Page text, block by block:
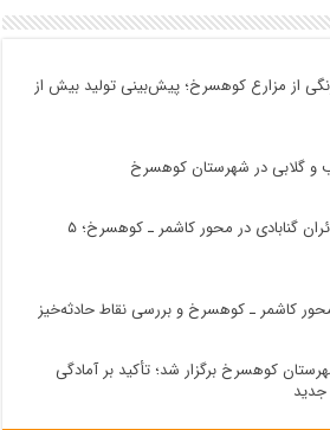
از مزارع کوهسرخ؛ پیش‌بینی تولید بیش از
واژگونی مرگبار مینی‌بوس زائران گنابادی در محور کاشمر ـ کوهسرخ؛ ۵
کاشمر ـ کوهسرخ و بررسی نقاط حادثه‌خیز
کوهسرخ برگزار شد؛ تأکید بر آمادگی